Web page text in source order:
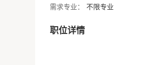
需求专业：
不限专业
职位详情